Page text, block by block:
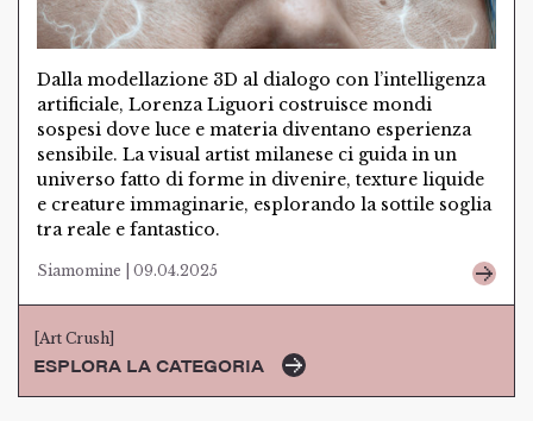
Dalla modellazione 3D al dialogo con l’intelligenza
artificiale, Lorenza Liguori costruisce mondi
sospesi dove luce e materia diventano esperienza
sensibile. La visual artist milanese ci guida in un
universo fatto di forme in divenire, texture liquide
e creature immaginarie, esplorando la sottile soglia
tra reale e fantastico.
Siamomine | 09.04.2025
[Art Crush]
ESPLORA LA CATEGORIA